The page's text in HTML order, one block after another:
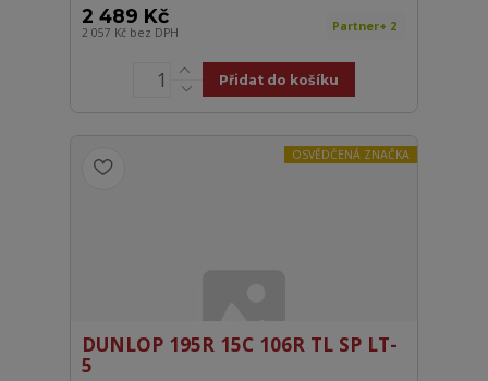
2 489 Kč
2 057 Kč bez DPH Partner+ 2
Přidat do košíku
OSVĚDČENÁ ZNAČKA
DUNLOP 195R 15C 106R TL SP LT-
5